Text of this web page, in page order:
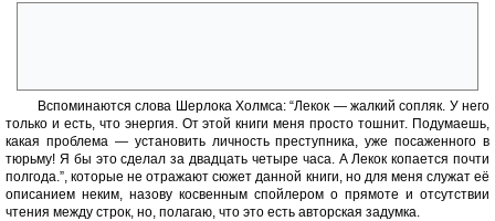
Вспоминаются слова Шерлока Холмса: “Лекок — жалкий сопляк. У него
только и есть, что энергия. От этой книги меня просто тошнит. Подумаешь,
какая проблема — установить личность преступника, уже посаженного в
тюрьму! Я бы это сделал за двадцать четыре часа. А Лекок копается почти
полгода.”, которые не отражают сюжет данной книги, но для меня служат её
описанием неким, назову косвенным спойлером о прямоте и отсутствии
чтения между строк, но, полагаю, что это есть авторская задумка.